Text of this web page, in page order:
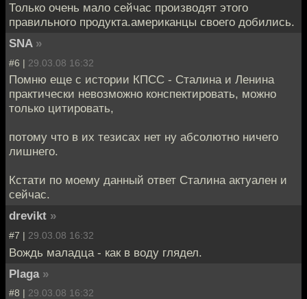
Только очень мало сейчас производят этого
правильного продукта.американцы своего добились.
SNA »
#6 | 29.03.08 16:32
Помню еще с истории КПСС - Сталина и Ленина
практически невозможно конспектировать, можно
только цитировать,
потому что в их тезисах нет ну абсолютно ничего
лишнего.
Кстати по моему данный ответ Сталина актуален и
сейчас.
drevikt »
#7 | 29.03.08 16:32
Вождь маладца - как в воду глядел.
Plaga »
#8 | 29.03.08 16:32